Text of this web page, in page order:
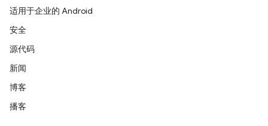
适用于企业的 Android
安全
源代码
新闻
博客
播客